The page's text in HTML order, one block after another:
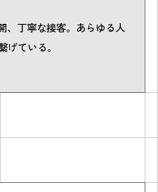
、丁寧な接客。あらゆる人
げている。